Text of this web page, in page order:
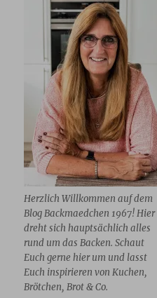
Herzlich Willkommen auf dem
Blog Backmaedchen 1967! Hier
dreht sich hauptsächlich alles
rund um das Backen. Schaut
Euch gerne hier um und lasst
Euch inspirieren von Kuchen,
Brötchen, Brot & Co.